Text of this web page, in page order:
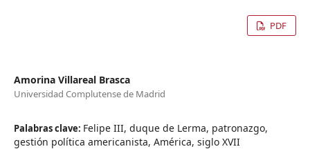
PDF
Amorina Villareal Brasca
Universidad Complutense de Madrid
Palabras clave: Felipe III, duque de Lerma, patronazgo,
gestión política americanista, América, siglo XVII